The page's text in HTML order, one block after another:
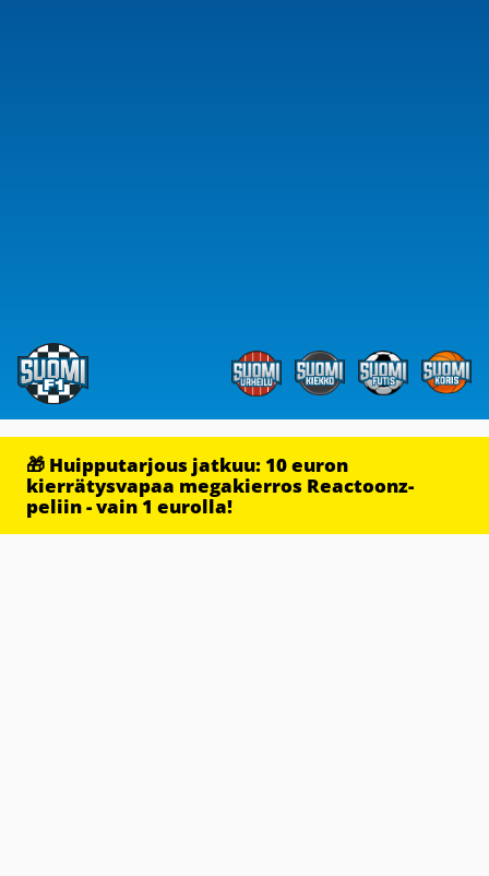
🎁 Huipputarjous jatkuu: 10 euron
kierrätysvapaa megakierros Reactoonz-
peliin - vain 1 eurolla!